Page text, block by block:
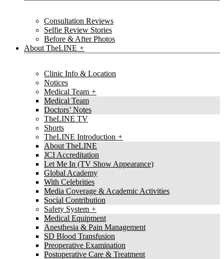
Consultation Reviews
Selfie Review Stories
Before & After Photos
About TheLINE
Clinic Info & Location
Notices
Medical Team
Medical Team
Doctors’ Notes
TheLINE TV
Shorts
TheLINE Introduction
About TheLINE
JCI Accreditation
Let Me In (TV Show Appearance)
Global Academy
With Celebrities
Media Coverage & Academic Activities
Social Contribution
Safety System
Medical Equipment
Anesthesia & Pain Management
SD Blood Transfusion
Preoperative Examination
Postoperative Care & Treatment